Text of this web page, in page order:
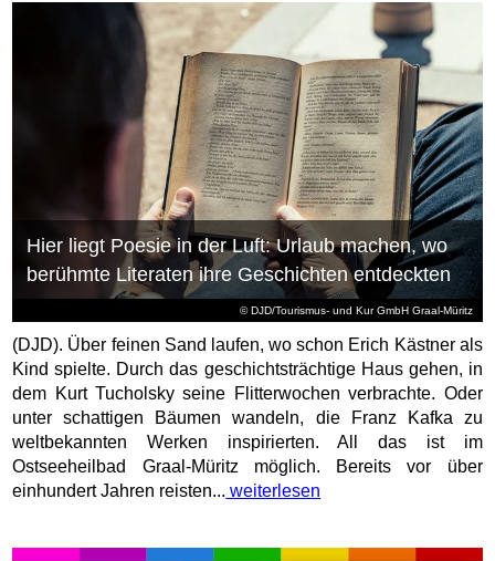
© DJD/Tourismus- und Kur GmbH Graal-Müritz
Hier liegt Poesie in der Luft: Urlaub machen, wo
berühmte Literaten ihre Geschichten entdeckten
(DJD). Über feinen Sand laufen, wo schon Erich Kästner als
Kind spielte. Durch das geschichtsträchtige Haus gehen, in
dem Kurt Tucholsky seine Flitterwochen verbrachte. Oder
unter schattigen Bäumen wandeln, die Franz Kafka zu
weltbekannten Werken inspirierten. All das ist im
Ostseeheilbad Graal-Müritz möglich. Bereits vor über
einhundert Jahren reisten... weiterlesen